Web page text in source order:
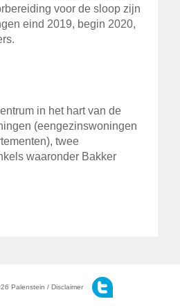
voor de sloop zijn
eind 2019, begin 2020,
in het hart van de
(eengezinswoningen
twee
waaronder Bakker
Palenstein / Disclaimer